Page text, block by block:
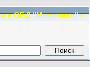
в ОБД "Мемориал" »